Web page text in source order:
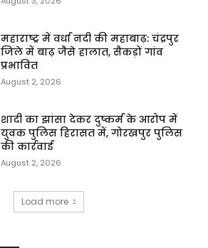
महाराष्ट्र में वर्धा नदी की महाबाढ़: चंद्रपुर
जिले में बाढ़ जैसे हालात, सैकड़ों गांव
प्रभावित
August 2, 2026
शादी का झांसा देकर दुष्कर्म के आरोप में
युवक पुलिस हिरासत में, गोरखपुर पुलिस
की कार्रवाई
August 2, 2026
Load more